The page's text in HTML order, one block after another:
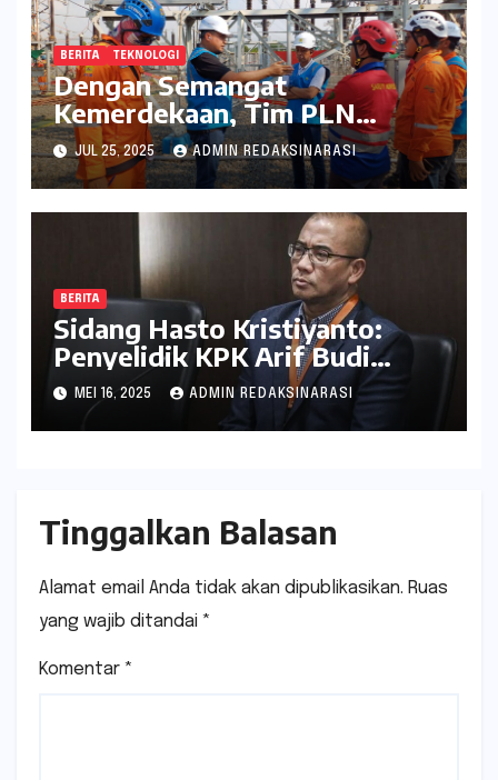
BERITA TEKNOLOGI
Dengan Semangat
Kemerdekaan, Tim PLN
Percepat Peningkatan
Keandalan Listrik Melalui
Uprating Peralatan di Gardu
Induk 150 kV Kaliwungu
JUL 25, 2025 ADMIN REDAKSINARASI
BERITA
Sidang Hasto Kristiyanto:
Penyelidik KPK Arif Budi
Raharjo Dihadirkan sebagai
Saksi Kunci
MEI 16, 2025 ADMIN REDAKSINARASI
Tinggalkan Balasan
Alamat email Anda tidak akan dipublikasikan. Ruas
yang wajib ditandai *
Komentar *